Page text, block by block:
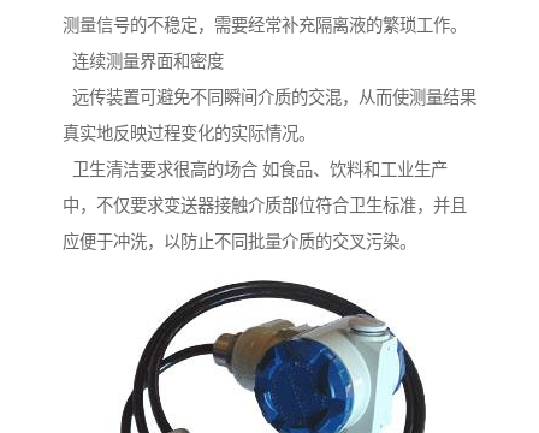
测量信号的不稳定，需要经常补充隔离液的繁琐工作。
连续测量界面和密度
远传装置可避免不同瞬间介质的交混，从而使测量结果
真实地反映过程变化的实际情况。
卫生清洁要求很高的场合 如食品、饮料和工业生产
中，不仅要求变送器接触介质部位符合卫生标准，并且
应便于冲洗，以防止不同批量介质的交叉污染。